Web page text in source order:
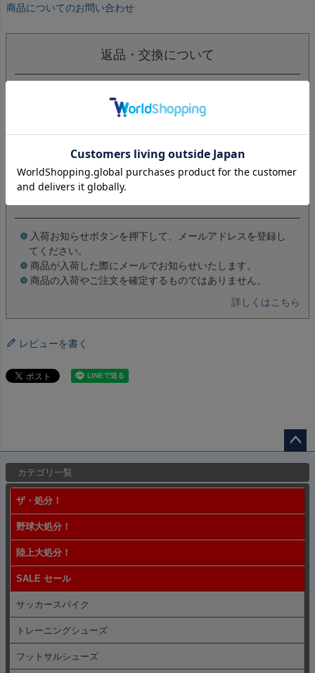
商品についてのお問い合わせ
返品・交換について
不良・破損などがございましたら、商品到着後7日以内にお知
封・未使用に限り可能です。
入荷お知らせボタンを押下して、メールアドレスを登録し
てください。
商品が入荷した際にメールでお知らせいたします。
商品の入荷やご注文を確定するものではありません。
詳しくはこちら
レビューを書く
カテゴリ一覧
ザ・処分！
野球大処分！
陸上大処分！
SALE セール
サッカースパイク
トレーニングシューズ
フットサルシューズ
ップ